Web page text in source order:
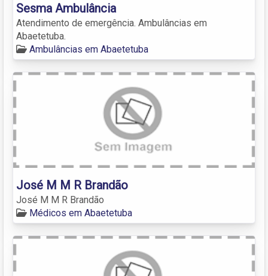
Sesma Ambulância
Atendimento de emergência. Ambulâncias em
Abaetetuba.
Ambulâncias em Abaetetuba
José M M R Brandão
José M M R Brandão
Médicos em Abaetetuba